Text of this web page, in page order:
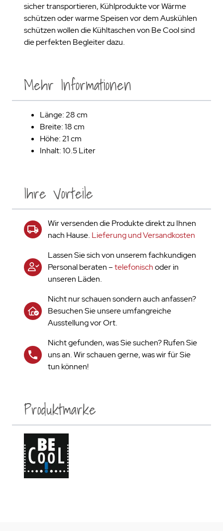
sicher transportieren, Kühlprodukte vor Wärme
schützen oder warme Speisen vor dem Auskühlen
schützen wollen die Kühltaschen von Be Cool sind
die perfekten Begleiter dazu.
Ihre Vorteile
Wir versenden die Produkte direkt zu Ihnen
nach Hause. Lieferung und Versandkosten
Lassen Sie sich von unserem fachkundigen
Personal beraten –telefonischoder in
unseren Läden.
Nicht nur schauen sondern auch anfassen?
Besuchen Sie unsere umfangreiche
Ausstellung vor Ort.
Nicht gefunden, was Sie suchen? Rufen Sie
uns an. Wir schauen gerne, was wir für Sie
tun können!
Mehr Informationen
Länge: 28 cm
Breite: 18 cm
Höhe: 21 cm
Inhalt: 10.5 Liter
Produktmarke